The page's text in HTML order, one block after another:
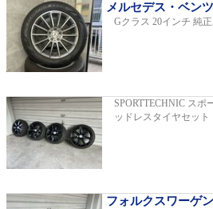
メルセデス・ベンツ
Gクラス 20インチ 純
SPORTTECHNIC スポ
ッドレスタイヤセット
フォルクスワーゲン